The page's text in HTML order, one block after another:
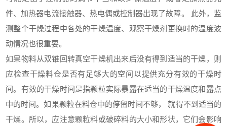
件、加热器电流接触器、热电偶或控制器出现了故障。 此外，监
测整个干燥过程中各处的干燥温度、观察干燥剂更换时的温度波
动情况也很重要。
如果物料从双锥回转真空干燥机出来后没有得到适当的干燥，则
应检查干燥料仓是否有足够大的空间以提供充分有效的干燥时
间。有效的干燥时间是指颗粒实际暴露在适当的干燥温度和露点
中的时间。如果颗粒在料仓中的停留时间不够， 就得不到适当的
干燥。所以，应注意颗粒料或破碎料的大小和形状，它们会影响